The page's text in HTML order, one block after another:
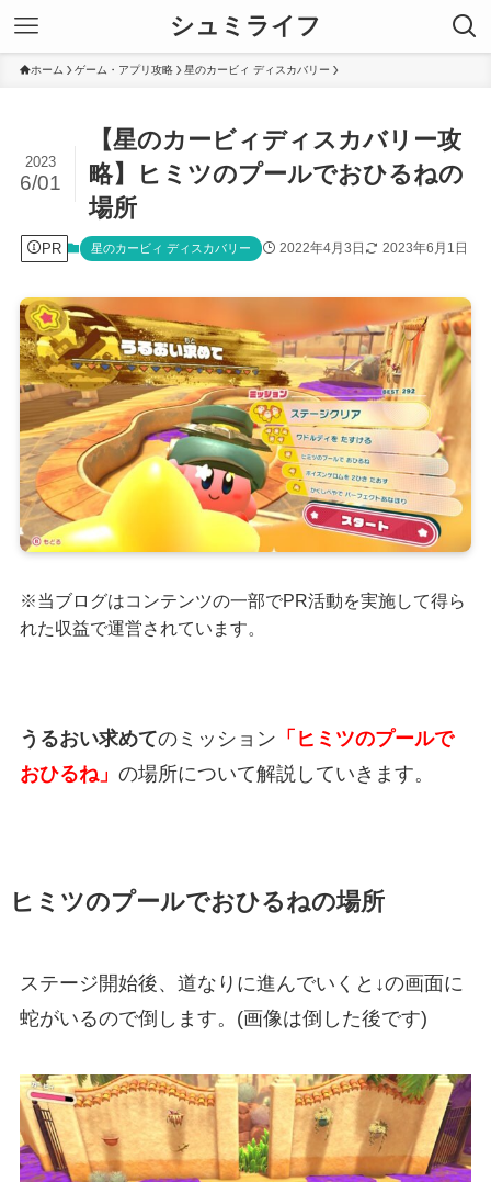
シュミライフ
ホーム ゲーム・アプリ攻略 星のカービィ ディスカバリー
【星のカービィディスカバリー攻
略】ヒミツのプールでおひるねの
場所
2023
6/01
PR 星のカービィ ディスカバリー 2022年4月3日 2023年6月1日
※当ブログはコンテンツの一部でPR活動を実施して得ら
れた収益で運営されています。
うるおい求めてのミッション 「ヒミツのプールで
おひるね」 の場所について解説していきます。
ヒミツのプールでおひるねの場所
ステージ開始後、道なりに進んでいくと↓の画面に
蛇がいるので倒します。(画像は倒した後です)